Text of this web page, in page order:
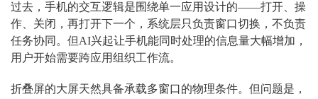
过去，手机的交互逻辑是围绕单一应用设计的——打开、操
作、关闭，再打开下一个，系统层只负责窗口切换，不负责
任务协同。但AI兴起让手机能同时处理的信息量大幅增加，
用户开始需要跨应用组织工作流。
折叠屏的大屏天然具备承载多窗口的物理条件。但问题是，